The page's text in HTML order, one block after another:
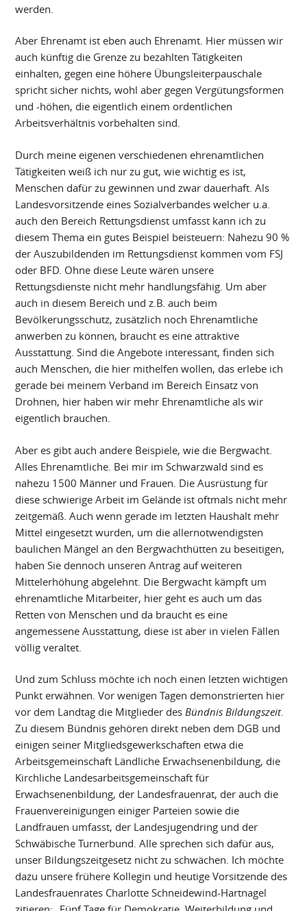
werden.
Aber Ehrenamt ist eben auch Ehrenamt. Hier müssen wir
auch künftig die Grenze zu bezahlten Tätigkeiten
einhalten, gegen eine höhere Übungsleiterpauschale
spricht sicher nichts, wohl aber gegen Vergütungsformen
und -höhen, die eigentlich einem ordentlichen
Arbeitsverhältnis vorbehalten sind.
Durch meine eigenen verschiedenen ehrenamtlichen
Tätigkeiten weiß ich nur zu gut, wie wichtig es ist,
Menschen dafür zu gewinnen und zwar dauerhaft. Als
Landesvorsitzende eines Sozialverbandes welcher u.a.
auch den Bereich Rettungsdienst umfasst kann ich zu
diesem Thema ein gutes Beispiel beisteuern: Nahezu 90 %
der Auszubildenden im Rettungsdienst kommen vom FSJ
oder BFD. Ohne diese Leute wären unsere
Rettungsdienste nicht mehr handlungsfähig. Um aber
auch in diesem Bereich und z.B. auch beim
Bevölkerungsschutz, zusätzlich noch Ehrenamtliche
anwerben zu können, braucht es eine attraktive
Ausstattung. Sind die Angebote interessant, finden sich
auch Menschen, die hier mithelfen wollen, das erlebe ich
gerade bei meinem Verband im Bereich Einsatz von
Drohnen, hier haben wir mehr Ehrenamtliche als wir
eigentlich brauchen.
Aber es gibt auch andere Beispiele, wie die Bergwacht.
Alles Ehrenamtliche. Bei mir im Schwarzwald sind es
nahezu 1500 Männer und Frauen. Die Ausrüstung für
diese schwierige Arbeit im Gelände ist oftmals nicht mehr
zeitgemäß. Auch wenn gerade im letzten Haushalt mehr
Mittel eingesetzt wurden, um die allernotwendigsten
baulichen Mängel an den Bergwachthütten zu beseitigen,
haben Sie dennoch unseren Antrag auf weiteren
Mittelerhöhung abgelehnt. Die Bergwacht kämpft um
ehrenamtliche Mitarbeiter, hier geht es auch um das
Retten von Menschen und da braucht es eine
angemessene Ausstattung, diese ist aber in vielen Fällen
völlig veraltet.
Und zum Schluss möchte ich noch einen letzten wichtigen
Punkt erwähnen. Vor wenigen Tagen demonstrierten hier
vor dem Landtag die Mitglieder desBündnis Bildungszeit.
Zu diesem Bündnis gehören direkt neben dem DGB und
einigen seiner Mitgliedsgewerkschaften etwa die
Arbeitsgemeinschaft Ländliche Erwachsenenbildung, die
Kirchliche Landesarbeitsgemeinschaft für
Erwachsenenbildung, der Landesfrauenrat, der auch die
Frauenvereinigungen einiger Parteien sowie die
Landfrauen umfasst, der Landesjugendring und der
Schwäbische Turnerbund. Alle sprechen sich dafür aus,
unser Bildungszeitgesetz nicht zu schwächen. Ich möchte
dazu unsere frühere Kollegin und heutige Vorsitzende des
Landesfrauenrates Charlotte Schneidewind-Hartnagel